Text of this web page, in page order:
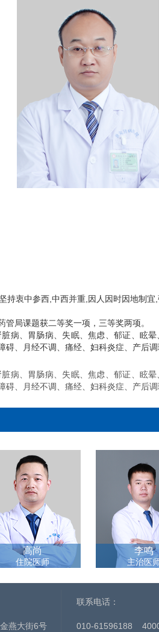
衷中参西,中西并重,因人因时因地制
局课题获二等奖一项，三等奖两项。
病、胃肠病、失眠、焦虑、郁证、眩
、月经不调、痛经、妇科炎症、产后调
病、胃肠病、失眠、焦虑、郁证、眩
、月经不调、痛经、妇科炎症、产后调
高尚
住院医师
李鸣
主治医
燕大街6号
联系电话：
010-61596188